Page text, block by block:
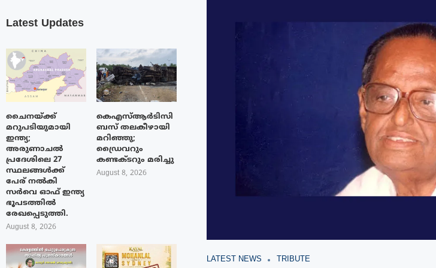
LATEST NEWS TRIBUTE
Latest Updates
ചൈനയ്ക്ക്
മറുപടിയുമായി
ഇന്ത്യ;
അരുണാചൽ
പ്രദേശിലെ 27
സ്ഥലങ്ങൾക്ക്
പേര് നൽകി
സർവെ ഓഫ് ഇന്ത്യ
ഭൂപടത്തിൽ
രേഖപ്പെടുത്തി.
August 8, 2026
കെഎസ്ആർടിസി
ബസ് തലകീഴായി
മറിഞ്ഞു;
ഡ്രൈവറും
കണ്ടക്ടറും മരിച്ചു
August 8, 2026